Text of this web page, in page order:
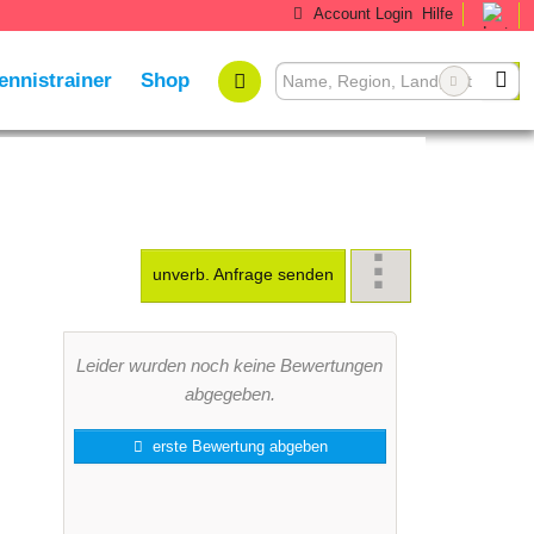
Account Login Hilfe
Shop
unverb. Anfrage senden
Leider wurden noch keine Bewertungen
abgegeben.
erste Bewertung abgeben